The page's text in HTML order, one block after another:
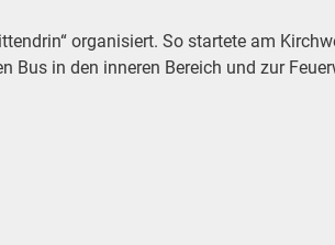
organisiert. So startete am
in den inneren Bereich und zur